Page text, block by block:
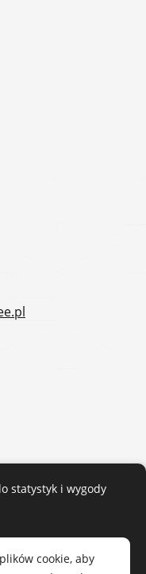
statystyk i wygody
cookie, aby